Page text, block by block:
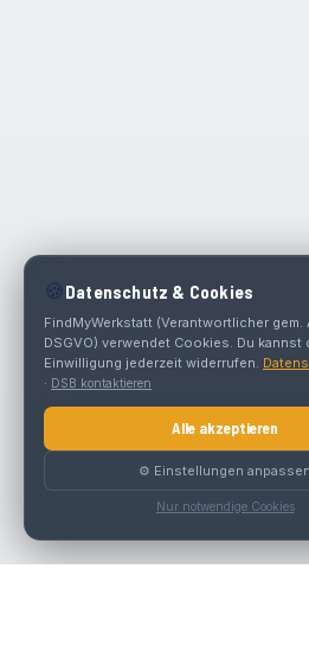
🍪 Datenschutz & Cookies
FindMyWerkstatt (Verantwortlicher gem.
DSGVO) verwendet Cookies. Du kannst
Einwilligung jederzeit widerrufen.
· DSB kontaktieren
Alle akzeptieren
⚙️ Einstellungen anpassen
Nur notwendige Cookies